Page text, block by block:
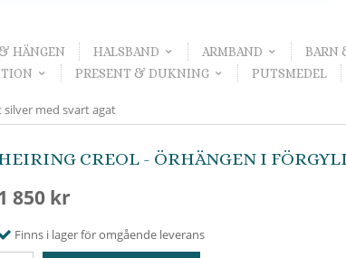
HÄNGEN HALSBAND ARMBAND BARN
PRESENT & DUKNING PUTSMEDEL
silver med svart agat
CREOL - ÖRHÄNGEN I
850 kr
Finns i lager för omgående leverans